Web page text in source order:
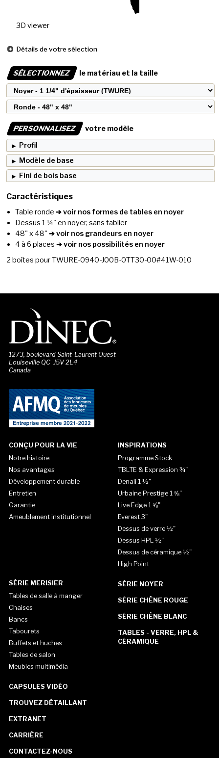
3D viewer
Détails de votre sélection
SÉLECTIONNEZ le matériau et la taille
PERSONNALISEZ
votre modèle
Profil
Modèle de base
Fini de bois base
Caractéristiques
Table ronde ➔ voir nos formes de tables en noyer
Dessus 1 ¼" en noyer, sans tablier
48" x 48" ➔ voir nos grandeurs en noyer
4 à 6 places ➔ voir nos possibilités en noyer
2 boîtes pourTWURE-0940-J00B-0TT30-00#41W-010
1273, boulevard Saint-Laurent Ouest
Louiseville QC J5V 2L4
Canada
CONÇU POUR LA VIE
Notre histoire
Nos avantages
Développement durable
Entretien
Garantie
Ameublement institutionnel
INSPIRATIONS
Programme Stock
TBLTE & Expression ¾"
Denali 1 ½"
Urbaine Prestige 1 ⅝"
Live Edge 1 ⅝"
Everest 3"
Dessus de verre ½"
Dessus HPL ½"
Dessus de céramique ½"
High Point
SÉRIE MERISIER
Tables de salle à manger
Chaises
Bancs
Tabourets
Buffets et huches
Tables de salon
Meubles multimédia
SÉRIE NOYER
SÉRIE CHÊNE ROUGE
SÉRIE CHÊNE BLANC
TABLES - VERRE, HPL &
CÉRAMIQUE
CAPSULES VIDÉO
TROUVEZ DÉTAILLANT
EXTRANET
CARRIÈRE
CONTACTEZ-NOUS